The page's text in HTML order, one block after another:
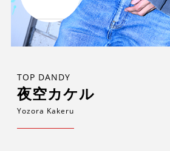
TOP DANDY
夜空カケル
Yozora Kakeru